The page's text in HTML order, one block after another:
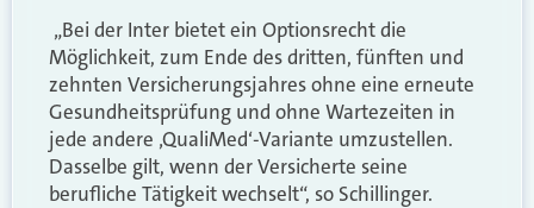
„Bei der Inter bietet ein Optionsrecht die
Möglichkeit, zum Ende des dritten, fünften und
zehnten Versicherungsjahres ohne eine erneute
Gesundheitsprüfung und ohne Wartezeiten in
jede andere ‚QualiMed‘-Variante umzustellen.
Dasselbe gilt, wenn der Versicherte seine
berufliche Tätigkeit wechselt“, so Schillinger.